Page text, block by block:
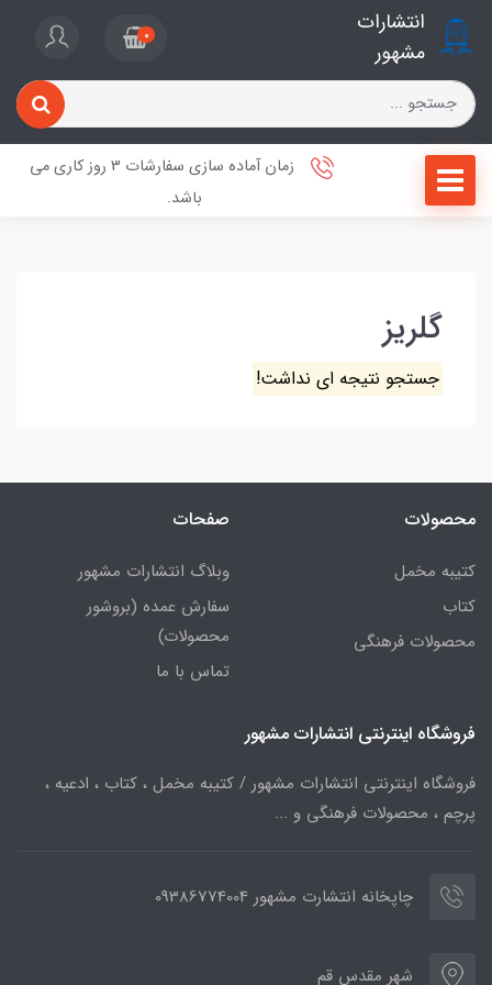
انتشارات
مشهور
0
زمان آماده سازی سفارشات 3 روز کاری می
باشد.
گلریز
جستجو نتیجه ای نداشت!
محصولات
کتیبه مخمل
کتاب
محصولات فرهنگی
صفحات
وبلاگ انتشارات مشهور
سفارش عمده (بروشور
محصولات)
تماس با ما
فروشگاه اینترنتی انتشارات مشهور
فروشگاه اینترنتی انتشارات مشهور / کتیبه مخمل ، کتاب ، ادعیه ،
پرچم ، محصولات فرهنگی و ...
چاپخانه انتشارت مشهور 09386774004
شهر مقدس قم